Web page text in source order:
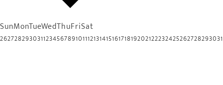
SunMonTueWedThuFriSat
26272829303112345678910111213141516171819202122232425262728293031